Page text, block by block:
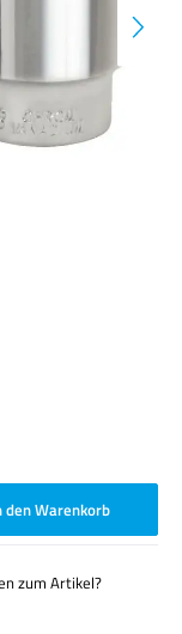
um die Anzahl zu
den Warenkorb
zum Artikel?